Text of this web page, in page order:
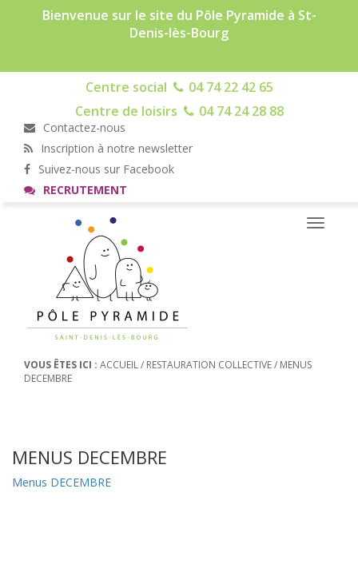
Bienvenue sur le site du Pôle Pyramide à St-
Denis-lès-Bourg
Centre social
04 74 22 42 65
Centre de loisirs
04 74 24 28 88
Contactez-nous
Inscription à notre newsletter
Suivez-nous sur Facebook
RECRUTEMENT
Toggle
VOUS ÊTES ICI : ACCUEIL/ RESTAURATION COLLECTIVE/ MENUS
DECEMBRE
MENUS DECEMBRE
Menus DECEMBRE